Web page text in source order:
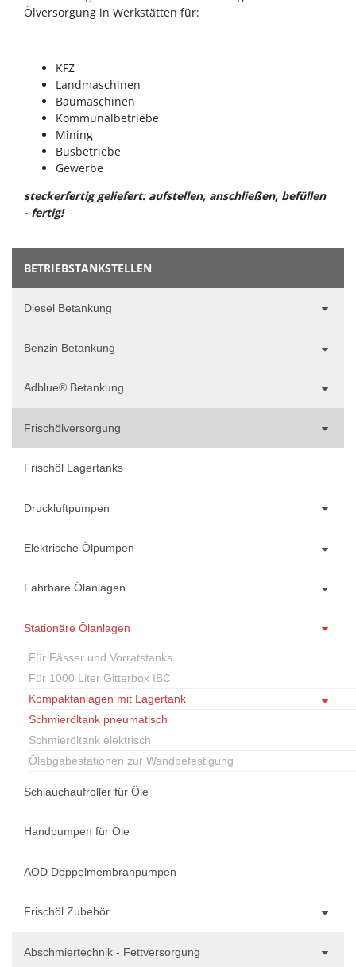
BETRIEBSTANKSTELLEN
Diesel Betankung
Benzin Betankung
Adblue® Betankung
Frischölversorgung
Frischöl Lagertanks
Druckluftpumpen
Elektrische Ölpumpen
Fahrbare Ölanlagen
Stationäre Ölanlagen
Für Fässer und Vorratstanks
Für 1000 Liter Gitterbox IBC
Kompaktanlagen mit Lagertank
Schmieröltank pneumatisch
Schmieröltank elektrisch
Ölabgabestationen zur Wandbefestigung
Schlauchaufroller für Öle
Handpumpen für Öle
AOD Doppelmembranpumpen
Frischöl Zubehör
Abschmiertechnik - Fettversorgung
Ölversorgung in Werkstätten für:
KFZ
Landmaschinen
Baumaschinen
Kommunalbetriebe
Mining
Busbetriebe
Gewerbe
steckerfertig geliefert: aufstellen, anschließen, befüllen
- fertig!